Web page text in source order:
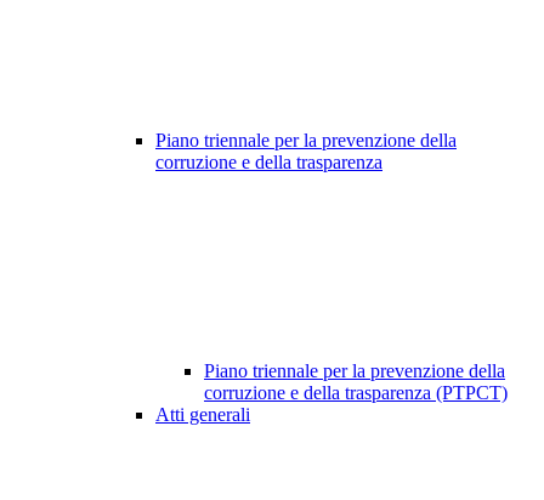
Piano triennale per la prevenzione della
corruzione e della trasparenza
Piano triennale per la prevenzione della
corruzione e della trasparenza (PTPCT)
Atti generali